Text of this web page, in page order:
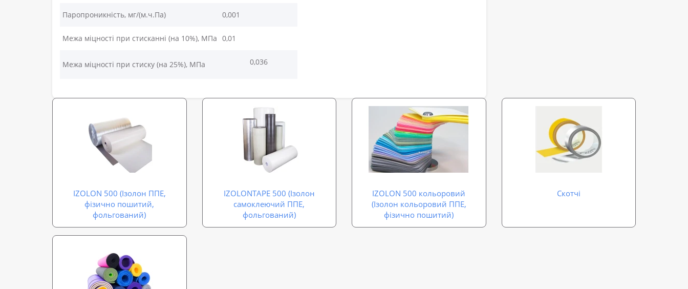
Паропроникність, мг/(м.ч.Па) 0,001
Межа міцності при стисканні (на 10%), МПа 0,01
Межа міцності при стиску (на 25%), МПа 0,036
IZOLON 500 (Ізолон ППЕ,
фізично пошитий,
фольгований)
IZOLONTAPE 500 (Ізолон
самоклеючий ППЕ,
фольгований)
IZOLON 500 кольоровий
(Ізолон кольоровий ППЕ,
фізично пошитий)
Скотчі